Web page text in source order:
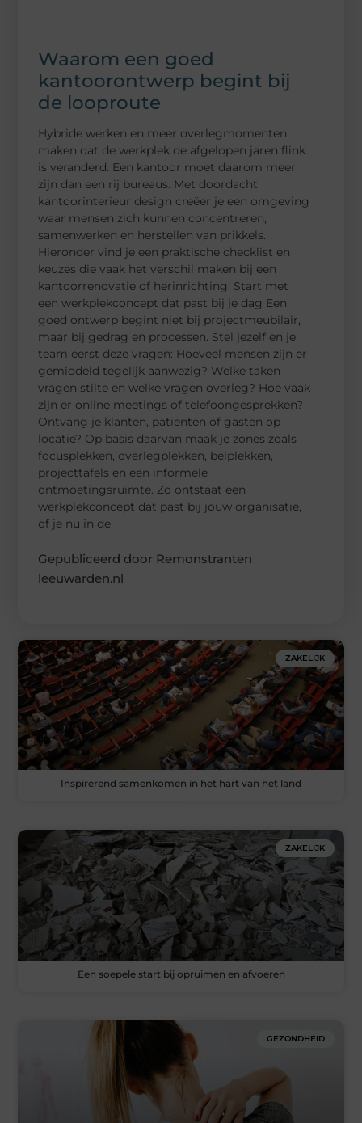
Waarom een goed
kantoorontwerp begint bij
de looproute
Hybride werken en meer overlegmomenten
maken dat de werkplek de afgelopen jaren flink
is veranderd. Een kantoor moet daarom meer
zijn dan een rij bureaus. Met doordacht
kantoorinterieur design creëer je een omgeving
waar mensen zich kunnen concentreren,
samenwerken en herstellen van prikkels.
Hieronder vind je een praktische checklist en
keuzes die vaak het verschil maken bij een
kantoorrenovatie of herinrichting. Start met
een werkplekconcept dat past bij je dag Een
goed ontwerp begint niet bij projectmeubilair,
maar bij gedrag en processen. Stel jezelf en je
team eerst deze vragen: Hoeveel mensen zijn er
gemiddeld tegelijk aanwezig? Welke taken
vragen stilte en welke vragen overleg? Hoe vaak
zijn er online meetings of telefoongesprekken?
Ontvang je klanten, patiënten of gasten op
locatie? Op basis daarvan maak je zones zoals
focusplekken, overlegplekken, belplekken,
projecttafels en een informele
ontmoetingsruimte. Zo ontstaat een
werkplekconcept dat past bij jouw organisatie,
of je nu in de
Gepubliceerd door Remonstranten
leeuwarden.nl
ZAKELIJK
Inspirerend samenkomen in het hart van het land
ZAKELIJK
Een soepele start bij opruimen en afvoeren
GEZONDHEID